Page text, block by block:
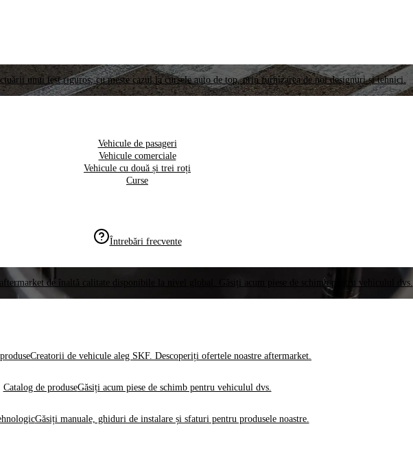
unui test riguros, cu meste cazul la cursele auto de top, prin furnizarea de noi designuri și tehnici.
Vehicule de pasageri
Vehicule comerciale
Vehicule cu două și trei roți
Curse
Întrebări frecvente
de înaltă calitate disponibile la nivel global. Găsiți acum piese de schimb pentru vehiculul dvs.
Creatorii de vehicule aleg SKF. Descoperiți ofertele noastre aftermarket.
Catalog de produseGăsiți acum piese de schimb pentru vehiculul dvs.
Găsiți manuale, ghiduri de instalare și sfaturi pentru produsele noastre.